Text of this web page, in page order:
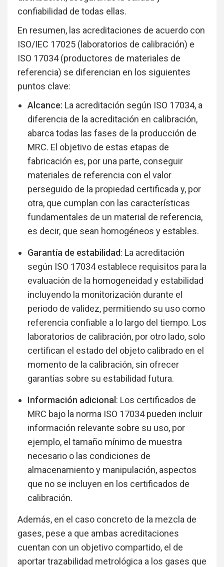
confiabilidad de todas ellas.
En resumen, las acreditaciones de acuerdo con
ISO/IEC 17025 (laboratorios de calibración) e
ISO 17034 (productores de materiales de
referencia) se diferencian en los siguientes
puntos clave:
Alcance: La acreditación según ISO 17034, a
diferencia de la acreditación en calibración,
abarca todas las fases de la producción de
MRC. El objetivo de estas etapas de
fabricación es, por una parte, conseguir
materiales de referencia con el valor
perseguido de la propiedad certificada y, por
otra, que cumplan con las características
fundamentales de un material de referencia,
es decir, que sean homogéneos y estables.
Garantía de estabilidad: La acreditación
según ISO 17034 establece requisitos para la
evaluación de la homogeneidad y estabilidad
incluyendo la monitorización durante el
periodo de validez, permitiendo su uso como
referencia confiable a lo largo del tiempo. Los
laboratorios de calibración, por otro lado, solo
certifican el estado del objeto calibrado en el
momento de la calibración, sin ofrecer
garantías sobre su estabilidad futura.
Información adicional: Los certificados de
MRC bajo la norma ISO 17034 pueden incluir
información relevante sobre su uso, por
ejemplo, el tamaño mínimo de muestra
necesario o las condiciones de
almacenamiento y manipulación, aspectos
que no se incluyen en los certificados de
calibración.
Además, en el caso concreto de la mezcla de
gases, pese a que ambas acreditaciones
cuentan con un objetivo compartido, el de
aportar trazabilidad metrológica a los gases que